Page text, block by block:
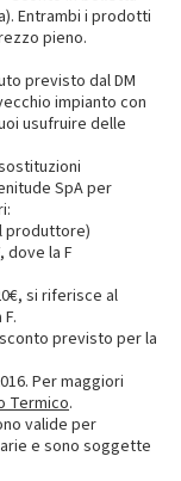
Entrambi i prodotti
pieno.
previsto dal DM
impianto con
usufruire delle
SpA per
produttore)
dove la F
si riferisce al
previsto per la
Per maggiori
Termico.
valide per
e sono soggette